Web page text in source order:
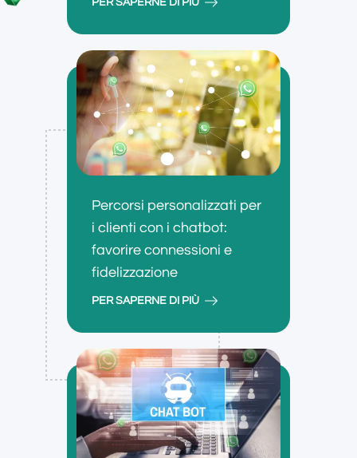
PER SAPERNE DI PIÙ
Percorsi personalizzati per
i clienti con i chatbot:
favorire connessioni e
fidelizzazione
PER SAPERNE DI PIÙ